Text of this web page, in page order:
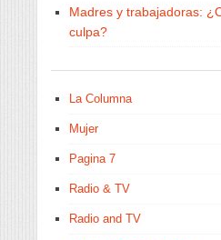
Madres y trabajadoras:
culpa?
La Columna
Mujer
Pagina 7
Radio & TV
Radio and TV